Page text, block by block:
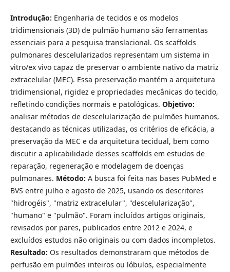
Introdução: Engenharia de tecidos e os modelos
tridimensionais (3D) de pulmão humano são ferramentas
essenciais para a pesquisa translacional. Os scaffolds
pulmonares descelularizados representam um sistema in
vitro/ex vivo capaz de preservar o ambiente nativo da matriz
extracelular (MEC). Essa preservação mantém a arquitetura
tridimensional, rigidez e propriedades mecânicas do tecido,
refletindo condições normais e patológicas. Objetivo:
analisar métodos de descelularização de pulmões humanos,
destacando as técnicas utilizadas, os critérios de eficácia, a
preservação da MEC e da arquitetura tecidual, bem como
discutir a aplicabilidade desses scaffolds em estudos de
reparação, regeneração e modelagem de doenças
pulmonares. Método: A busca foi feita nas bases PubMed e
BVS entre julho e agosto de 2025, usando os descritores
"hidrogéis", "matriz extracelular", "descelularização",
"humano" e "pulmão". Foram incluídos artigos originais,
revisados por pares, publicados entre 2012 e 2024, e
excluídos estudos não originais ou com dados incompletos.
Resultado: Os resultados demonstraram que métodos de
perfusão em pulmões inteiros ou lóbulos, especialmente